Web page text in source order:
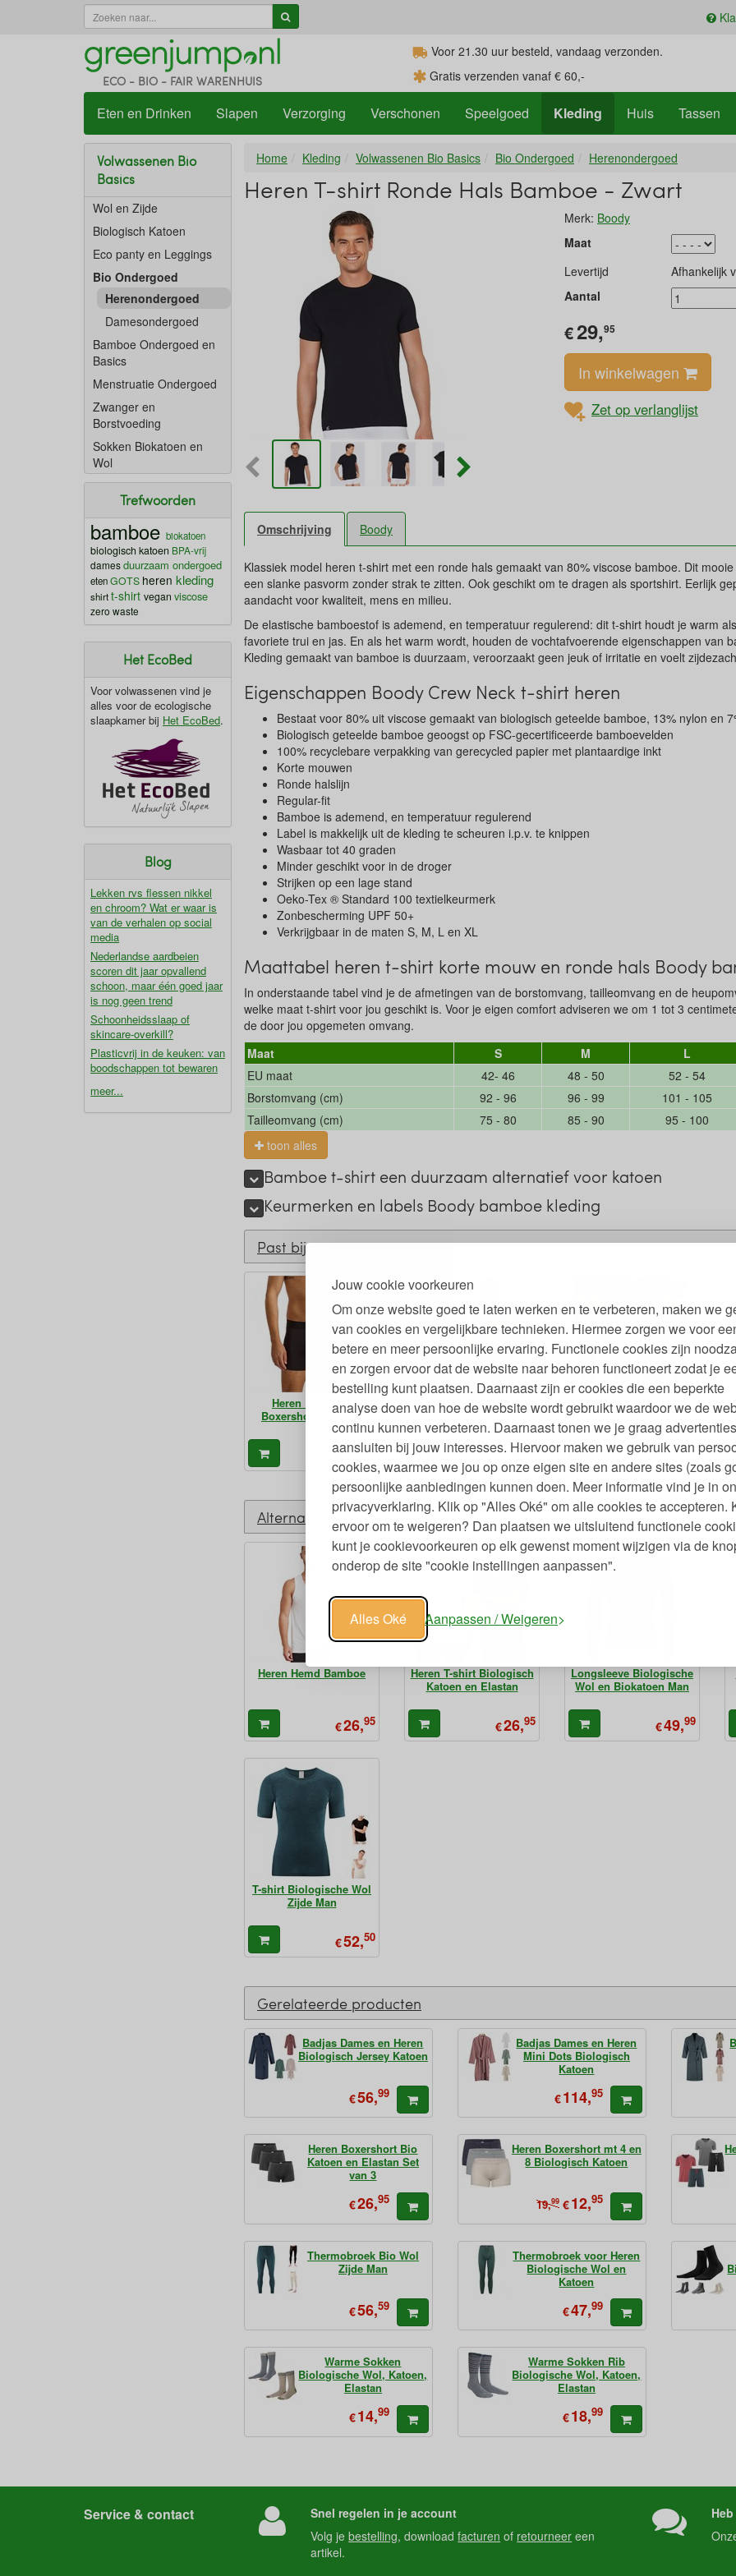
Jouw cookie voorkeuren
Om onze website goed te laten werken en te verbeteren, maken we
van cookies en vergelijkbare technieken. Hiermee zorgen we voor
betere en meer persoonlijke ervaring. Functionele cookies zijn
en zorgen ervoor dat de website naar behoren functioneert zodat je
bestelling kunt plaatsen. Daarnaast zijn er cookies die een beperkte
analyse doen van hoe de website wordt gebruikt waardoor we de
continu kunnen verbeteren. Daarnaast tonen we je graag
aansluiten bij jouw interesses. Hiervoor maken we gebruik van
cookies, waarmee we jou op onze eigen site en andere sites (zoals
persoonlijke aanbiedingen kunnen doen. Meer informatie vind je in
privacyverklaring. Klik op "Alles Oké" om alle cookies te accepteren.
ervoor om te weigeren? Dan plaatsen we uitsluitend functionele
kunt je cookievoorkeuren op elk gewenst moment wijzigen via de
onderop de site "cookie instellingen aanpassen".
Alles Oké Aanpassen / Weigeren
ECO - BIO - FAIR WARENHUIS
Voor 21.30 uur besteld, vandaag verzonden.
Gratis verzenden vanaf € 60,-
Eten en Drinken Slapen Verzorging Verschonen Speelgoed Kleding Huis Tassen
Volwassenen Bio
Basics
Wol en Zijde
Biologisch Katoen
Eco panty en Leggings
Bio Ondergoed
Herenondergoed
Damesondergoed
Bamboe Ondergoed en
Basics
Menstruatie Ondergoed
Zwanger en
Borstvoeding
Sokken Biokatoen en
Wol
Trefwoorden
bamboe biokatoen
biologisch katoen BPA-vrij
damesduurzaam ondergoed
etenGOTS heren kleding
shirtt-shirt vegan viscose
zero waste
Het EcoBed
Voor volwassenen vind je
alles voor de ecologische
slaapkamer bij Het EcoBed.
Blog
Lekken rvs flessen nikkel
en chroom? Wat er waar is
van de verhalen op social
media
Nederlandse aardbeien
scoren dit jaar opvallend
schoon, maar één goed jaar
is nog geen trend
Schoonheidsslaap of
skincare-overkill?
Plasticvrij in de keuken: van
boodschappen tot bewaren
meer...
Home Kleding Volwassenen Bio Basics Bio Ondergoed Herenondergoed
Heren T-shirt Ronde Hals Bamboe - Zwart
Merk: Boody
Maat
Levertijd
Afhankelijk
Aantal
€29,95
In winkelwagen
Zet op verlanglijst
Omschrijving Boody
Klassiek model heren t-shirt met een ronde hals gemaakt van 80% viscose bamboe. Dit
een slanke pasvorm zonder strak te zitten. Ook geschikt om te dragen als sportshirt. Eerlijk
aandacht voor kwaliteit, mens en milieu.
De elastische bamboestof is ademend, en temperatuur regulerend: dit t-shirt houdt je warm
favoriete trui en jas. En als het warm wordt, houden de vochtafvoerende eigenschappen van
Kleding gemaakt van bamboe is duurzaam, veroorzaakt geen jeuk of irritatie en voelt
Eigenschappen Boody Crew Neck t-shirt heren
Bestaat voor 80% uit viscose gemaakt van biologisch geteelde bamboe, 13% nylon en
Biologisch geteelde bamboe geoogst op FSC-gecertificeerde bamboevelden
100% recyclebare verpakking van gerecycled papier met plantaardige inkt
Korte mouwen
Ronde halslijn
Regular-fit
Bamboe is ademend, en temperatuur regulerend
Label is makkelijk uit de kleding te scheuren i.p.v. te knippen
Wasbaar tot 40 graden
Minder geschikt voor in de droger
Strijken op een lage stand
Oeko-Tex ® Standard 100 textielkeurmerk
Zonbescherming UPF 50+
Verkrijgbaar in de maten S, M, L en XL
Maattabel heren t-shirt korte mouw en ronde hals Boody
In onderstaande tabel vind je de afmetingen van de borstomvang, tailleomvang en de
welke maat t-shirt voor jou geschikt is. Voor je eigen comfort adviseren we om 1 tot 3
de door jou opgemeten omvang.
Maat
S M L
EU maat
42- 46 48 - 50 52 - 54
Borstomvang (cm)
92 - 96 96 - 99 101 - 105
Tailleomvang (cm)
75 - 80 85 - 90 95 - 100
toon alles
Bamboe t-shirt een duurzaam alternatief voor katoen
Keurmerken en labels Boody bamboe kleding
Past bij
Heren Everyday
Boxershort Bamboe
€19,95
Heren Heupslip Bamboe
€12,95
Heren Naadloze
Boxershort Bamboe
€12,95
Alternatieven
Heren Hemd Bamboe
€26,95
Heren T-shirt Biologisch
Katoen en Elastan
€26,95
Longsleeve Biologische
Wol en Biokatoen Man
€49,99
T-shirt Biologische Wol
Zijde Man
€52,50
Gerelateerde producten
Badjas Dames en Heren
Biologisch Jersey Katoen
€56,99
Badjas Dames en Heren
Mini Dots Biologisch
Katoen
€114,95
Heren Boxershort Bio
Katoen en Elastan Set
van 3
€26,95
Heren Boxershort mt 4 en
8 Biologisch Katoen
19,99 €12,95
Thermobroek Bio Wol
Zijde Man
€56,59
Thermobroek voor Heren
Biologische Wol en
Katoen
€47,99
Warme Sokken
Biologische Wol, Katoen,
Elastan
€14,99
Warme Sokken Rib
Biologische Wol, Katoen,
Elastan
€18,99
Service & contact
Snel regelen in je account
Volg jebestelling, downloadfacturen of retourneer een
artikel.